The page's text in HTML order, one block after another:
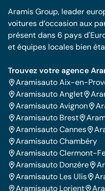
Aramis Group, leader
voitures d’occasion aux
présent dans 6 pays
et équipes locales bien
Trouvez votre agence
Aramisauto Aix-en-
Aramisauto Anglet
Aramisauto Avignon
Aramisauto Brest
Aramisauto Cannes
Aramisauto Chambéry
Aramisauto Clermont-
Aramisauto Donzère
Aramisauto Les Ulis
Aramisauto Lorient